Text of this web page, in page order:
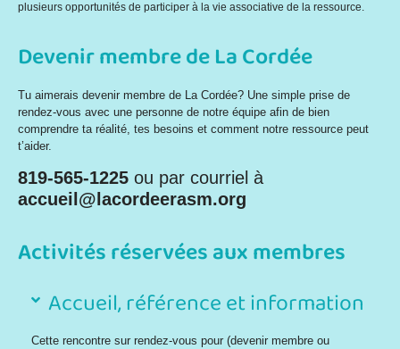
plusieurs opportunités de participer à la vie associative de la ressource.
Devenir membre de La Cordée
Tu aimerais devenir membre de La Cordée? Une simple prise de
rendez-vous avec une personne de notre équipe afin de bien
comprendre ta réalité, tes besoins et comment notre ressource peut
t’aider.
819-565-1225 ou par courriel à
accueil@lacordeerasm.org
Activités réservées aux membres
Accueil, référence et information
Cette rencontre sur rendez-vous pour (devenir membre ou